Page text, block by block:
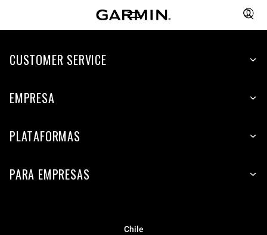
CUSTOMER SERVICE
EMPRESA
PLATAFORMAS
PARA EMPRESAS
Chile